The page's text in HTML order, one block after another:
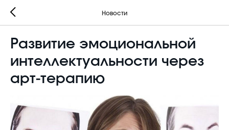
Новости
Развитие эмоциональной
интеллектуальности через
арт-терапию